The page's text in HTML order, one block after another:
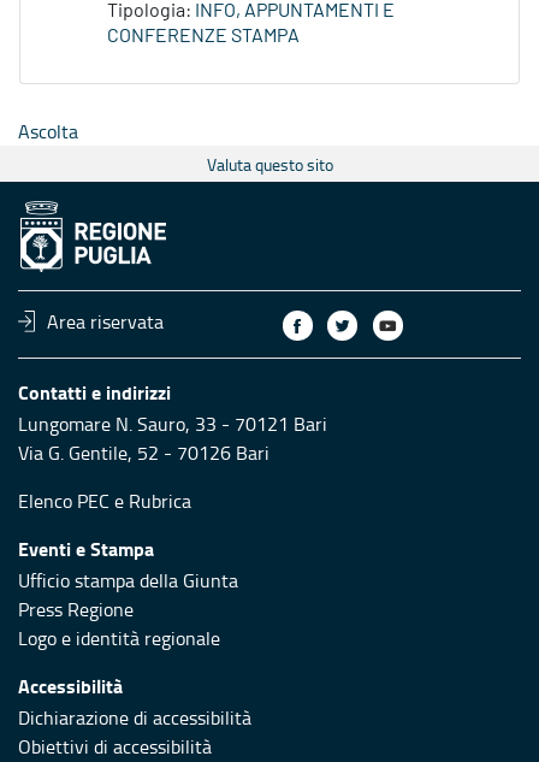
Tipologia:
INFO, APPUNTAMENTI E
CONFERENZE STAMPA
Ascolta
Valuta questo sito
Area riservata
Contatti e indirizzi
Lungomare N. Sauro, 33 - 70121 Bari
Via G. Gentile, 52 - 70126 Bari
Elenco PEC e Rubrica
Eventi e Stampa
Ufficio stampa della Giunta
Press Regione
Logo e identità regionale
Accessibilità
Dichiarazione di accessibilità
Obiettivi di accessibilità